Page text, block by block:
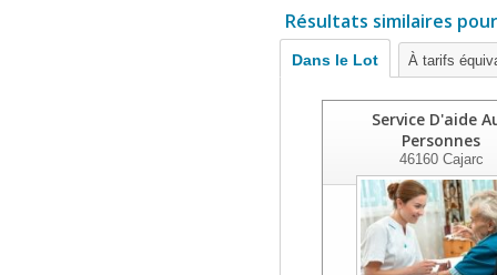
Résultats similaires
Dans le Lot À tarifs
Service D'aide
Personnes
46160Cajarc